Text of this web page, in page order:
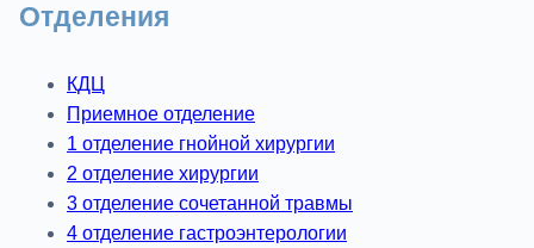
Отделения
КДЦ
Приемное отделение
1 отделение гнойной хирургии
2 отделение хирургии
3 отделение сочетанной травмы
4 отделение гастроэнтерологии